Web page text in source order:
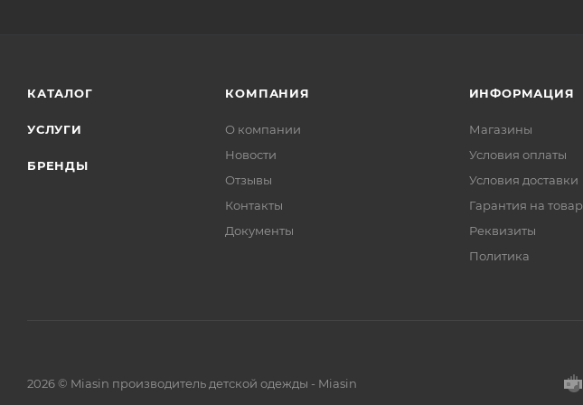
КАТАЛОГ
УСЛУГИ
БРЕНДЫ
КОМПАНИЯ
О компании
Новости
Отзывы
Контакты
Документы
ИНФОРМАЦИЯ
Магазины
Условия оплаты
Условия доставки
Гарантия на товар
Реквизиты
Политика
2026 © Miasin производитель детской одежды - Miasin